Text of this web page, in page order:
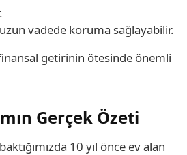
vadede koruma sağlayabilir.
getirinin ötesinde önemli
Gerçek Özeti
10 yıl önce ev alan